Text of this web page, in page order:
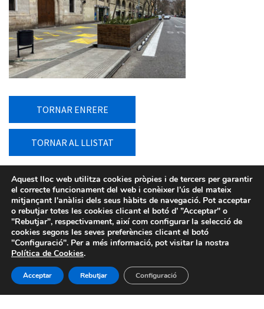
TORNAR ENRERE
TORNAR AL LLISTAT
Aquest lloc web utilitza cookies pròpies i de tercers per garantir
el correcte funcionament del web i conèixer l’ús del mateix
mitjançant l'anàlisi dels seus hàbits de navegació. Pot acceptar
o rebutjar totes les cookies clicant el botó d’ ”Acceptar" o
"Rebutjar", respectivament, així com configurar la selecció de
cookies segons les seves preferències clicant el botó
"Configuració". Per a més informació, pot visitar la nostra
Política de Cookies.
Acceptar Rebutjar Configuració